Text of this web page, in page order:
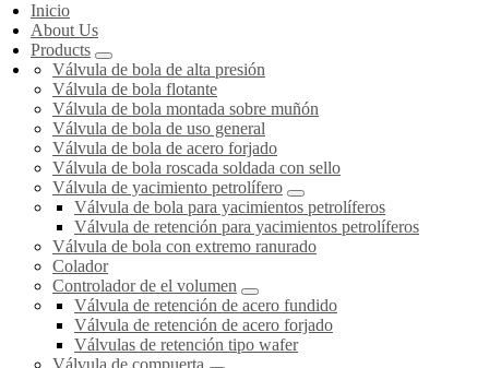
Inicio
About Us
Products
Válvula de bola de alta presión
Válvula de bola flotante
Válvula de bola montada sobre muñón
Válvula de bola de uso general
Válvula de bola de acero forjado
Válvula de bola roscada soldada con sello
Válvula de yacimiento petrolífero
Válvula de bola para yacimientos petrolíferos
Válvula de retención para yacimientos petrolíferos
Válvula de bola con extremo ranurado
Colador
Controlador de el volumen
Válvula de retención de acero fundido
Válvula de retención de acero forjado
Válvulas de retención tipo wafer
Válvula de compuerta